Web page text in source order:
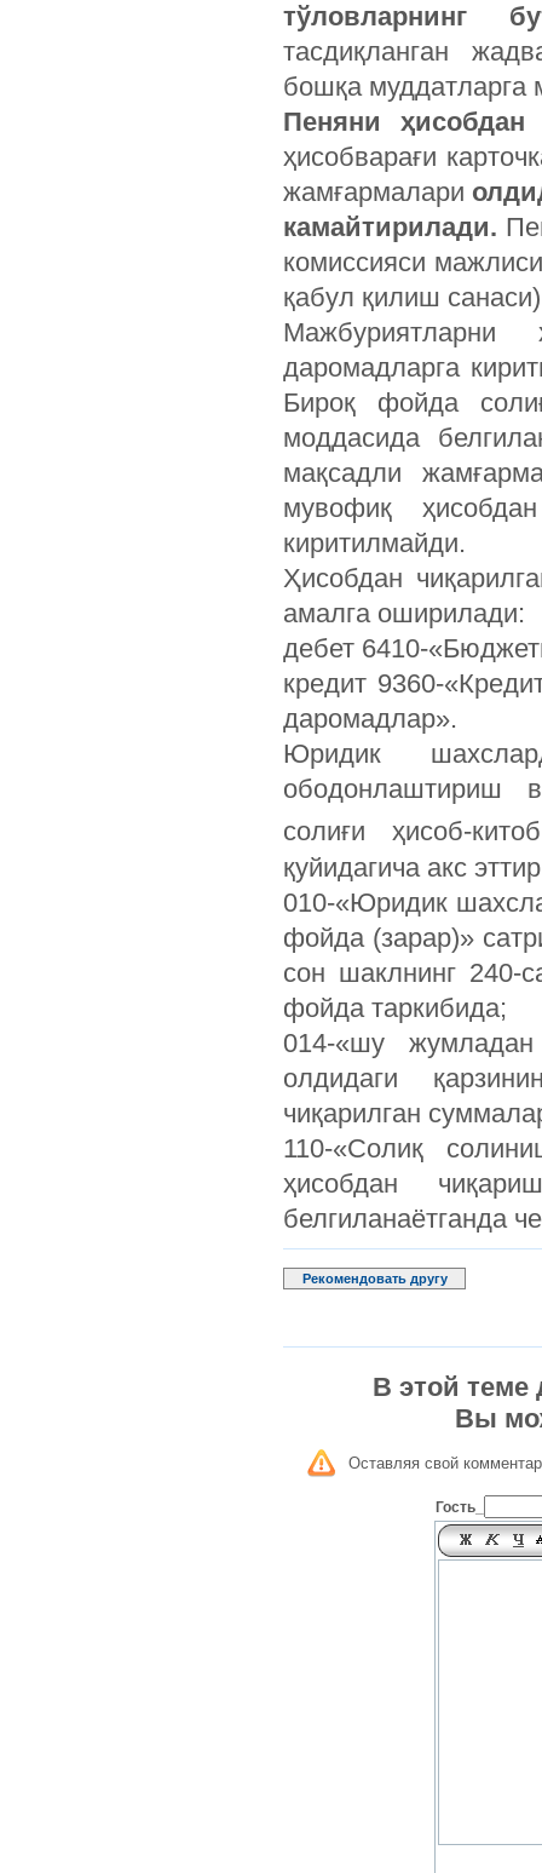
тўловларнинг
тасдиқланган
бошқа
Пеняни ҳисобдан
ҳисобварағи
жамғармалари
камайтирилади.
комиссияси
қабул қилиш
даромадларга
Бироқ фойда
моддасида
мақсадли
мувофиқ
киритилмайди.
Ҳисобдан
амалга оширилади:
дебет 6410-
кредит 9360-
даромадлар».
Юридик
ободонлаштириш
солиғи ҳисоб-
қуйидагича акс
010-«Юридик
фойда (зарар)»
сон шаклнинг 240-
фойда таркибида;
014-«шу
олдидаги
чиқарилган
110-«Солиқ
ҳисобдан
белгиланаётганда
Рекомендовать другу
В этой теме
Вы
Оставляя свой
Гость_